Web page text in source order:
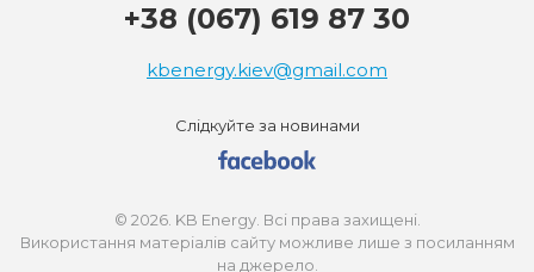
+38 (067) 619 87 30
kbenergy.kiev@gmail.com
Слідкуйте за новинами
© 2026. KB Energy. Всі права захищені.
Використання матеріалів сайту можливе лише з посиланням
на джерело.